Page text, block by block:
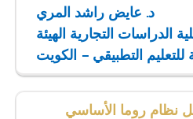
د. عايض راشد المري
الدراسات التجارية الهيئة
للتعليم التطبيقي – الكويت
نظام روما الأساسي